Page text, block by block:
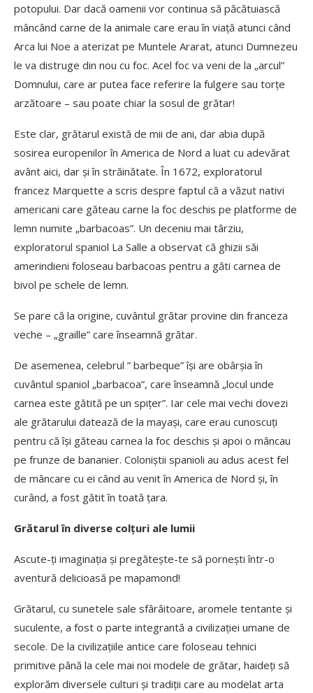
potopului. Dar dacă oamenii vor continua să păcătuiască
mâncând carne de la animale care erau în viață atunci când
Arca lui Noe a aterizat pe Muntele Ararat, atunci Dumnezeu
le va distruge din nou cu foc. Acel foc va veni de la „arcul”
Domnului, care ar putea face referire la fulgere sau torțe
arzătoare – sau poate chiar la sosul de grătar!
Este clar, grătarul există de mii de ani, dar abia după
sosirea europenilor în America de Nord a luat cu adevărat
avânt aici, dar și în străinătate. În 1672, exploratorul
francez Marquette a scris despre faptul că a văzut nativi
americani care găteau carne la foc deschis pe platforme de
lemn numite „barbacoas”. Un deceniu mai târziu,
exploratorul spaniol La Salle a observat că ghizii săi
amerindieni foloseau barbacoas pentru a găti carnea de
bivol pe schele de lemn.
Se pare că la origine, cuvântul grătar provine din franceza
veche – „graille” care înseamnă grătar.
De asemenea, celebrul ” barbeque” își are obârșia în
cuvântul spaniol „barbacoa”, care înseamnă „locul unde
carnea este gătită pe un spițer”. Iar cele mai vechi dovezi
ale grătarului datează de la mayași, care erau cunoscuți
pentru că își găteau carnea la foc deschis și apoi o mâncau
pe frunze de bananier. Coloniștii spanioli au adus acest fel
de mâncare cu ei când au venit în America de Nord și, în
curând, a fost gătit în toată țara.
Grătarul în diverse colțuri ale lumii
Ascute-ți imaginația și pregătește-te să pornești într-o
aventură delicioasă pe mapamond!
Grătarul, cu sunetele sale sfârâitoare, aromele tentante și
suculente, a fost o parte integrantă a civilizației umane de
secole. De la civilizațiile antice care foloseau tehnici
primitive până la cele mai noi modele de grătar, haideți să
explorăm diversele culturi și tradiții care au modelat arta